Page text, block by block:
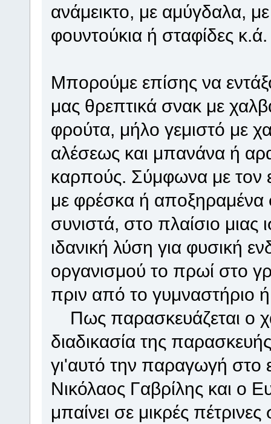
ανάμεικτο, με αμύγδαλα,
φουντούκια ή σταφίδες κ.ά.
Μπορούμε επίσης να
μας θρεπτικά σνακ με
φρούτα, μήλο γεμιστό με
αλέσεως και μπανάνα ή
καρπούς. Σύμφωνα με τον
με φρέσκα ή αποξηραμένα
συνιστά, στο πλαίσιο
ιδανική λύση για φυσική
οργανισμού το πρωί στο
πριν από το γυμναστήριο
Πως παρασκευάζεται ο
διαδικασία της
γι'αυτό την παραγωγή στο
Νικόλαος Γαβρίλης και ο
μπαίνει σε μικρές